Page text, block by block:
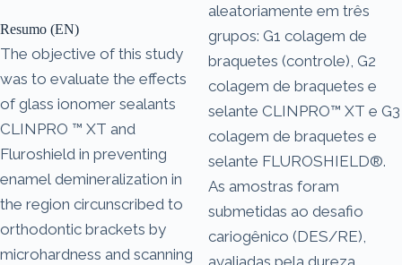
Resumo (EN)
The objective of this study
was to evaluate the effects
of glass ionomer sealants
CLINPRO ™ XT and
Fluroshield in preventing
enamel demineralization in
the region circunscribed to
orthodontic brackets by
microhardness and scanning
aleatoriamente em três
grupos: G1 colagem de
braquetes (controle), G2
colagem de braquetes e
selante CLINPRO™ XT e G3
colagem de braquetes e
selante FLUROSHIELD®.
As amostras foram
submetidas ao desafio
cariogênico (DES/RE),
avaliadas pela dureza